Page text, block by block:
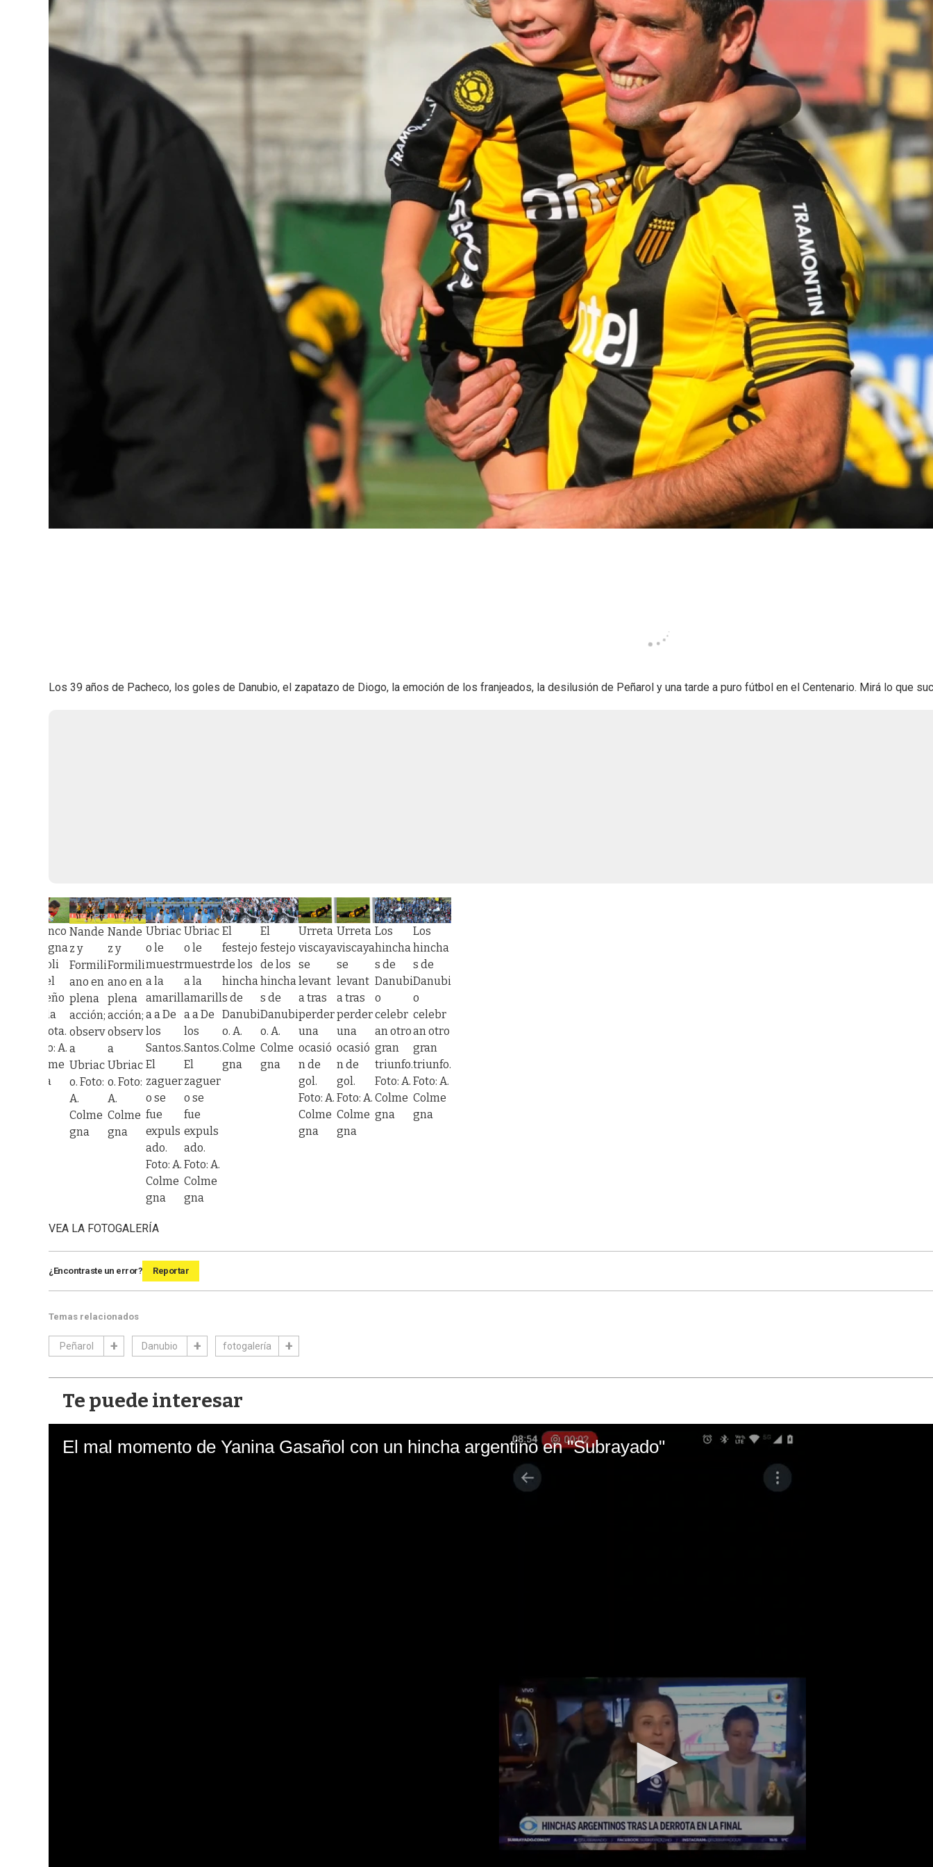
Los 39 años de Pacheco, los goles de Danubio, el zapatazo de Diogo, la emoción de los franjeados, la desilusión de Peñarol y una tarde a puro fútbol en el Centenario. Mirá lo que
Franco
Torgna
scioli
es el
dueño
de la
pelota.
Foto: A.
Colme
gna
Nande
z y
Formili
ano en
plena
acción;
observ
a
Ubriac
o. Foto:
A.
Colme
gna
Nande
z y
Formili
ano en
plena
acción;
observ
a
Ubriac
o. Foto:
A.
Colme
gna
Ubriac
o le
muestr
a la
amarill
a a De
los
Santos.
El
zaguer
o se
fue
expuls
ado.
Foto: A.
Colme
gna
Ubriac
o le
muestr
a la
amarill
a a De
los
Santos.
El
zaguer
o se
fue
expuls
ado.
Foto: A.
Colme
gna
El
festejo
de los
hincha
s de
Danubi
o. A.
Colme
gna
El
festejo
de los
hincha
s de
Danubi
o. A.
Colme
gna
Urreta
viscaya
se
levant
a tras
perder
una
ocasió
n de
gol.
Foto: A.
Colme
gna
Urreta
viscaya
se
levant
a tras
perder
una
ocasió
n de
gol.
Foto: A.
Colme
gna
Los
hincha
s de
Danubi
o
celebr
an otro
gran
triunfo.
Foto: A.
Colme
gna
Los
hincha
s de
Danubi
o
celebr
an otro
gran
triunfo.
Foto: A.
Colme
gna
VEA LA FOTOGALERÍA
¿Encontraste un error? Reportar
Temas relacionados
Peñarol Danubio fotogalería
Te puede interesar
El mal momento de Yanina Gasañol con un hincha argentino en "Subrayado"